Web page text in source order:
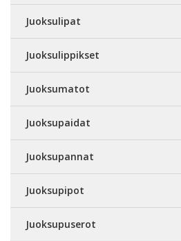
Juoksulipat
Juoksulippikset
Juoksumatot
Juoksupaidat
Juoksupannat
Juoksupipot
Juoksupuserot